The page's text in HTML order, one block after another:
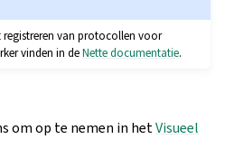
van protocollen voor
vinden in deNette documentatie.
om op te nemen in hetVisueel